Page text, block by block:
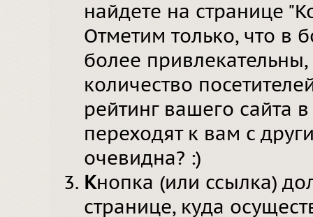
найдете на странице
Отметим только, что в
более
количество
рейтинг вашего сайта
переходят к вам с
очевидна? :)
Кнопка (или ссылка)
странице, куда